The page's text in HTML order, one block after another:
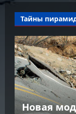
Тайны
Новая